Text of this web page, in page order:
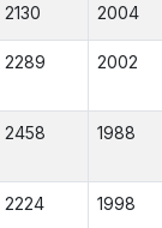
2130 2004
2289 2002
2458 1988
2224 1998